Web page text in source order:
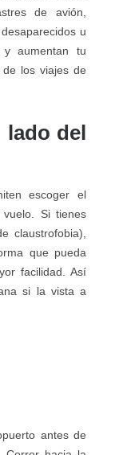
de avión,
u
y aumentan tu
los viajes de
lado del
escoger el
Si tienes
claustrofobia),
que pueda
facilidad. Así
si la vista a
antes de